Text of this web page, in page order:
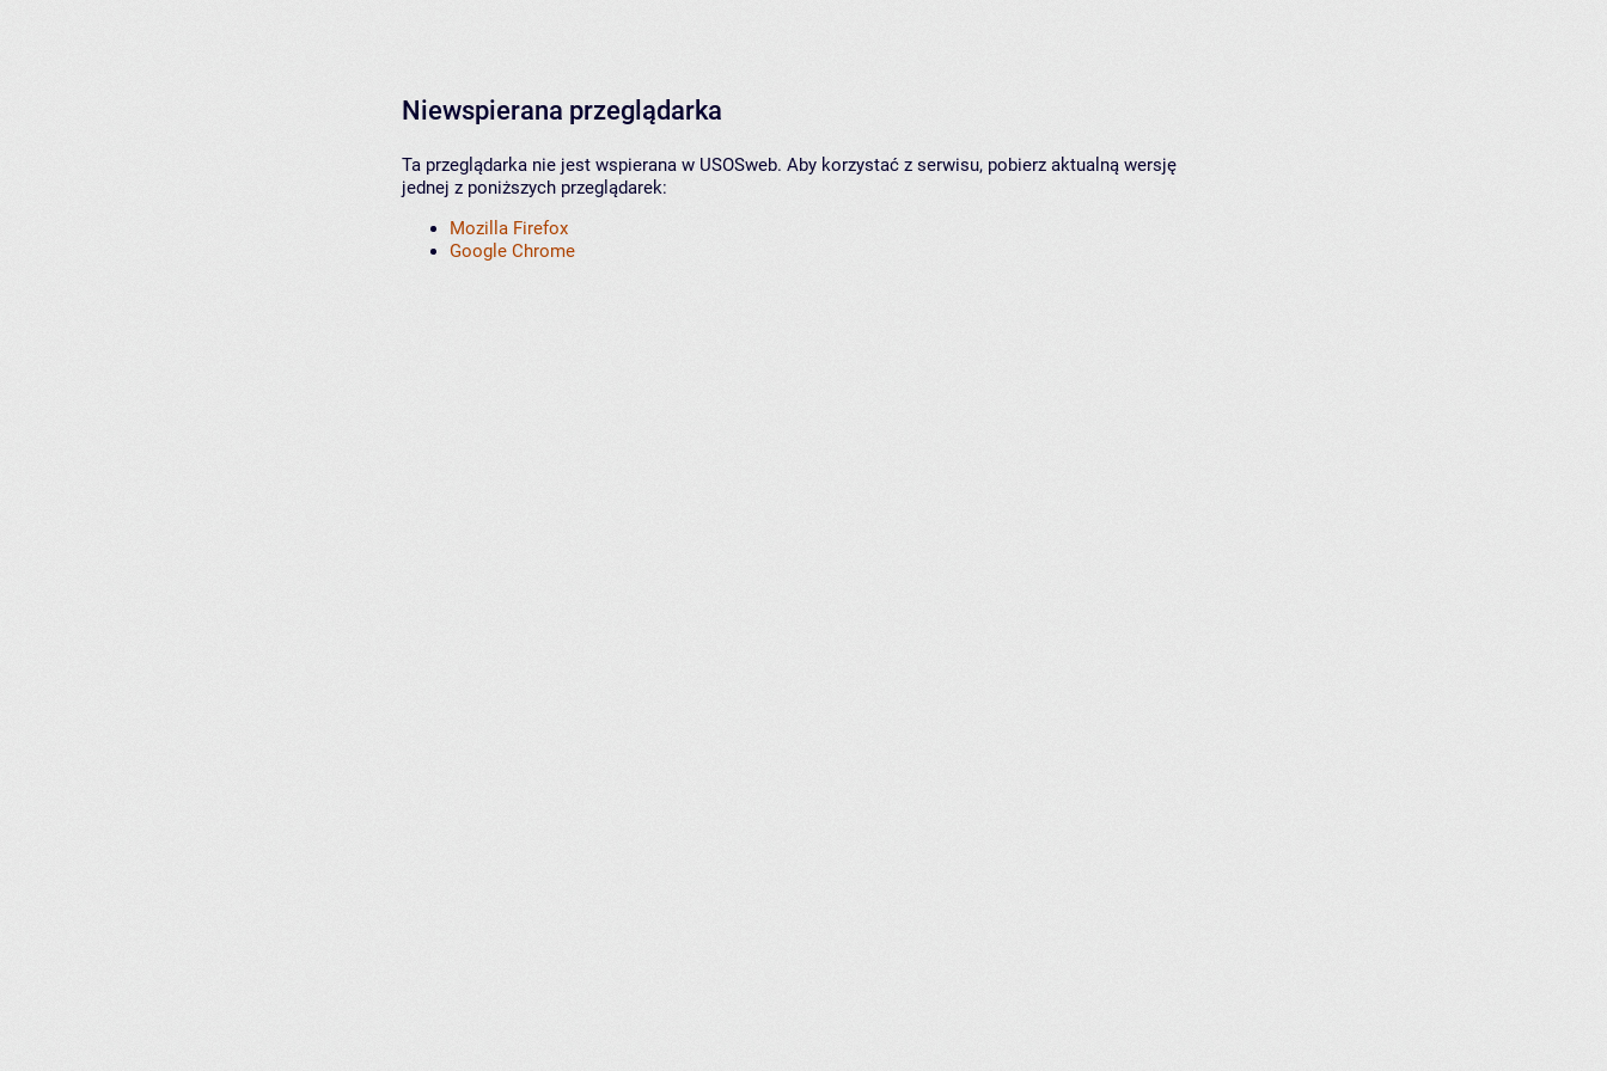
Niewspierana przeglądarka
Ta przeglądarka nie jest wspierana w USOSweb. Aby korzystać z serwisu, pobierz aktualną wersję
jednej z poniższych przeglądarek:
Mozilla Firefox
Google Chrome